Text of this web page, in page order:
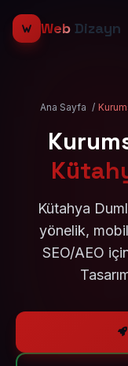
Web Dizayn
Ana Sayfa /
Kütahya
yönelik,
SEO/AEO